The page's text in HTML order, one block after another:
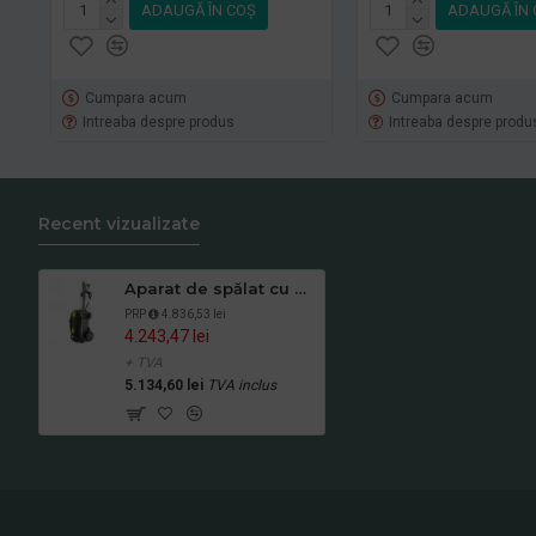
ADAUGĂ ÎN COŞ
Cumpara acum
Intreaba despre produs
ADAUGĂ ÎN
Cumpara acum
Intreaba despre
Recent vizualizate
Aparat de spălat cu presiune HD 5/15 C Plus, Kärcher
PRP 4.836,53 lei
4.243,47 lei
+ TVA
5.134,60 lei TVA inclus